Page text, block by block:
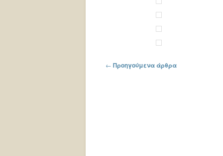
Πλοήγηση στα άρθρα
← Προηγούμενα άρθρα